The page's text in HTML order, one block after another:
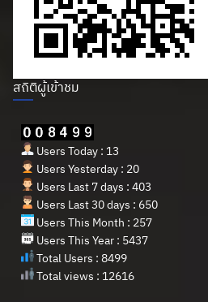
สถิติผู้เข้าชม
Users Today : 13
Users Yesterday : 20
Users Last 7 days : 403
Users Last 30 days : 650
Users This Month : 257
Users This Year : 5437
Total Users : 8499
Total views : 12616